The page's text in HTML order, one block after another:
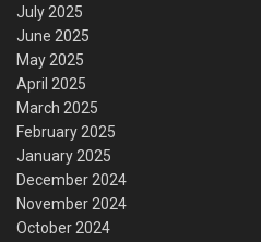
July 2025
June 2025
May 2025
April 2025
March 2025
February 2025
January 2025
December 2024
November 2024
October 2024